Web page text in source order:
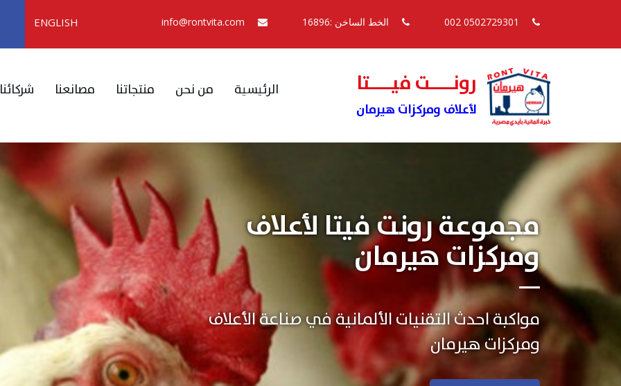
الخط الساخن :16896 ENGLISH
رونــــت فيــــتا
لأعلاف ومركزات هيرمان
الرئيسية من نحن منتجاتنا مصانعنا شركائنا
مجموعة رونت فيتا لأعلاف
ومركزات هيرمان
نستخدم التكنولوجيا الألمانية المتقدمة فى صناعة
منتجاتنا بجودة ودقة عالية